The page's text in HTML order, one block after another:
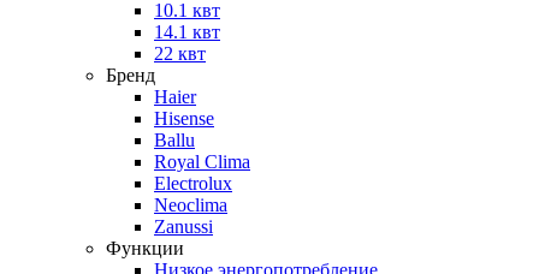
10.1 квт
14.1 квт
22 квт
Бренд
Haier
Hisense
Ballu
Royal Clima
Electrolux
Neoclima
Zanussi
Функции
Низкое энергопотребление